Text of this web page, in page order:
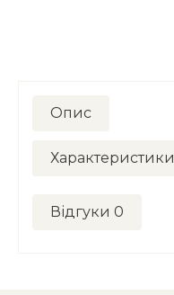
Опис
Характеристики
Відгуки 0